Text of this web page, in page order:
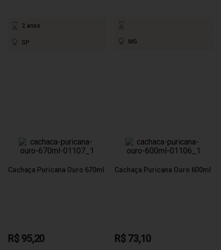
2 anos
SP MG
Cachaça Puricana Ouro 670ml
R$ 95,20
Cachaça Puricana Ouro 600ml
R$ 73,10